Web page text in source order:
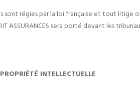
sont régies par la loi française et tout litige
ASSURANCES sera porté devant les
INTELLECTUELLE